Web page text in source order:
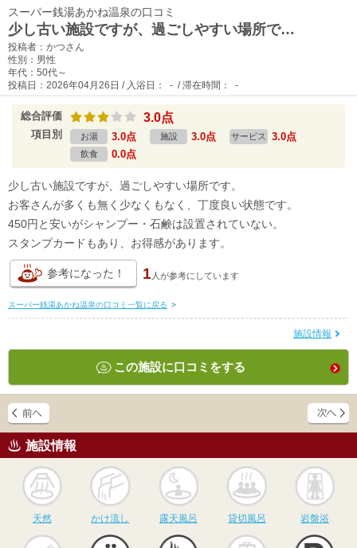
スーパー銭湯あかね温泉の口コミ
少し古い施設ですが、過ごしやすい場所で…
投稿者：かつさん
性別：男性
年代：50代～
投稿日：2026年04月26日 / 入浴日： - / 滞在時間： -
総合評価 3.0点
項目別 お湯 3.0点 施設 3.0点 サービス 3.0点
飲食 0.0点
少し古い施設ですが、過ごしやすい場所です。
お客さんが多くも無く少なくもなく、丁度良い状態です。
450円と安いがシャンプー・石鹸は設置されていない。
スタンプカードもあり、お得感があります。
参考になった！ 1 人が参考にしています
スーパー銭湯あかね温泉の口コミ一覧に戻る >
施設情報
この施設に口コミをする
施設情報
天然
かけ流し
かけ流し
露天風呂
露天風呂
貸切風呂
貸切風呂 岩盤浴
サウナ